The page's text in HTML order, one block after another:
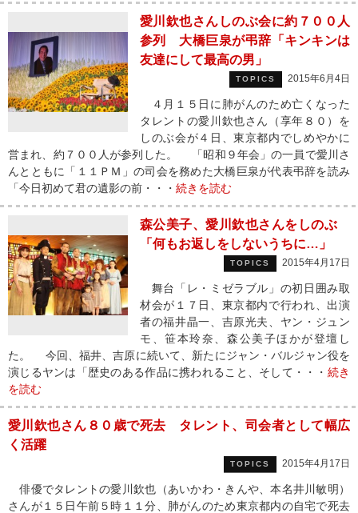
愛川欽也さんしのぶ会に約７００人
参列 大橋巨泉が弔辞「キンキンは
友達にして最高の男」
TOPICS 2015年6月4日
４月１５日に肺がんのため亡くなった
タレントの愛川欽也さん（享年８０）を
しのぶ会が４日、東京都内でしめやかに
営まれ、約７００人が参列した。 「昭和９年会」の一員で愛川さ
んとともに「１１ＰＭ」の司会を務めた大橋巨泉が代表弔辞を読み
「今日初めて君の遺影の前・・・ 続きを読む
森公美子、愛川欽也さんをしのぶ
「何もお返しをしないうちに…」
TOPICS 2015年4月17日
舞台「レ・ミゼラブル」の初日囲み取
材会が１７日、東京都内で行われ、出演
者の福井晶一、吉原光夫、ヤン・ジュン
モ、笹本玲奈、森公美子ほかが登壇し
た。 今回、福井、吉原に続いて、新たにジャン・バルジャン役を
演じるヤンは「歴史のある作品に携われること、そして・・・ 続き
を読む
愛川欽也さん８０歳で死去 タレント、司会者として幅広
く活躍
TOPICS 2015年4月17日
俳優でタレントの愛川欽也（あいかわ・きんや、本名井川敏明）
さんが１５日午前５時１１分、肺がんのため東京都内の自宅で死去